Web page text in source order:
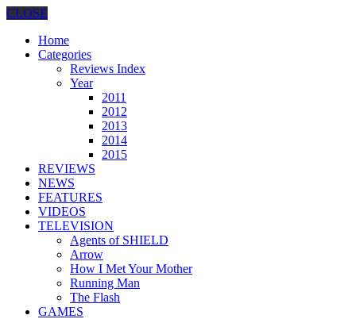
CLOSE
Home
Categories
Reviews Index
Year
2011
2012
2013
2014
2015
REVIEWS
NEWS
FEATURES
VIDEOS
TELEVISION
Agents of SHIELD
Arrow
How I Met Your Mother
Running Man
The Flash
GAMES